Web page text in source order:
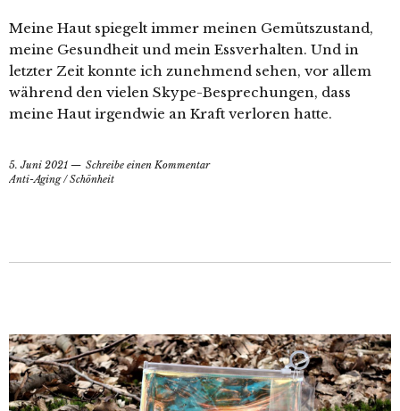
Meine Haut spiegelt immer meinen Gemütszustand,
meine Gesundheit und mein Essverhalten. Und in
letzter Zeit konnte ich zunehmend sehen, vor allem
während den vielen Skype-Besprechungen, dass
meine Haut irgendwie an Kraft verloren hatte.
5. Juni 2021
Schreibe einen Kommentar
Anti-Aging/Schönheit